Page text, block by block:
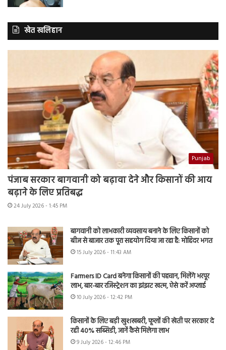
खेत खलिहान
Punjab
पंजाब सरकार बागवानी को बढ़ावा देने और किसानों की आय
बढ़ाने के लिए प्रतिबद्ध
24 July 2026 - 1:45 PM
बागवानी को लाभकारी व्यवसाय बनाने के लिए किसानों को
बीज से बाजार तक पूरा सहयोग दिया जा रहा है: मोहिंदर भगत
15 July 2026 - 11:43 AM
Farmers ID Card बनेगा किसानों की पहचान, मिलेंगे भरपूर
लाभ, बार-बार रजिस्ट्रेशन का झंझट खत्म, ऐसे करें अप्लाई
10 July 2026 - 12:42 PM
किसानों के लिए बड़ी खुशखबरी, फूलों की खेती पर सरकार दे
रही 40% सब्सिडी, जानें कैसे मिलेगा लाभ
9 July 2026 - 12:46 PM